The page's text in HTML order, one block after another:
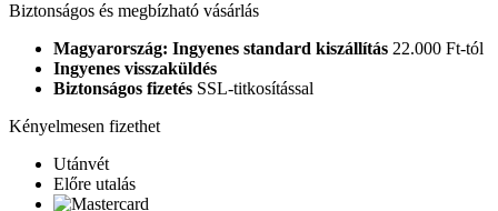
Biztonságos és megbízható vásárlás
Magyarország: Ingyenes standard kiszállítás 22.000 Ft-tól
Ingyenes visszaküldés
Biztonságos fizetés SSL-titkosítással
Kényelmesen fizethet
Utánvét
Előre utalás